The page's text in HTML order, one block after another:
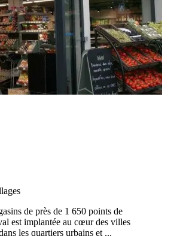
de près de 1 650 points de
est implantée au cœur des villes
les quartiers urbains et ...